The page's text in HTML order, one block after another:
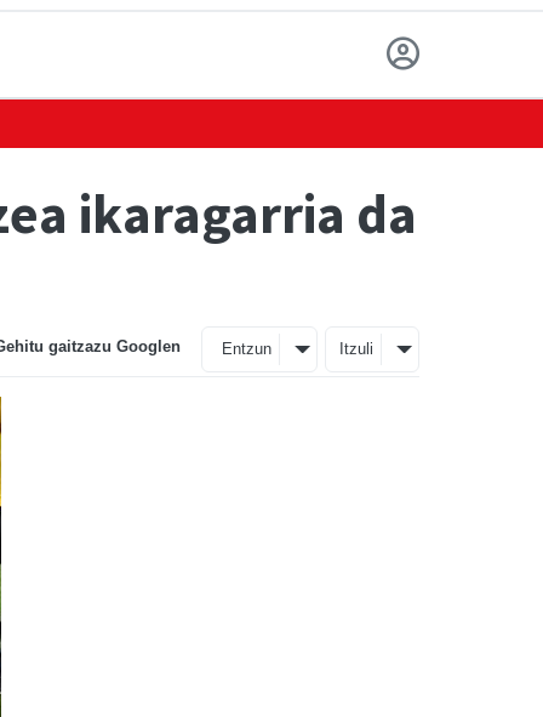
ikaragarria da
gaitzazu Googlen Entzun Itzuli